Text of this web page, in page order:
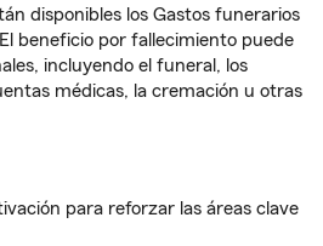
disponibles los Gastos funerarios
beneficio por fallecimiento puede
incluyendo el funeral, los
médicas, la cremación u otras
para reforzar las áreas clave